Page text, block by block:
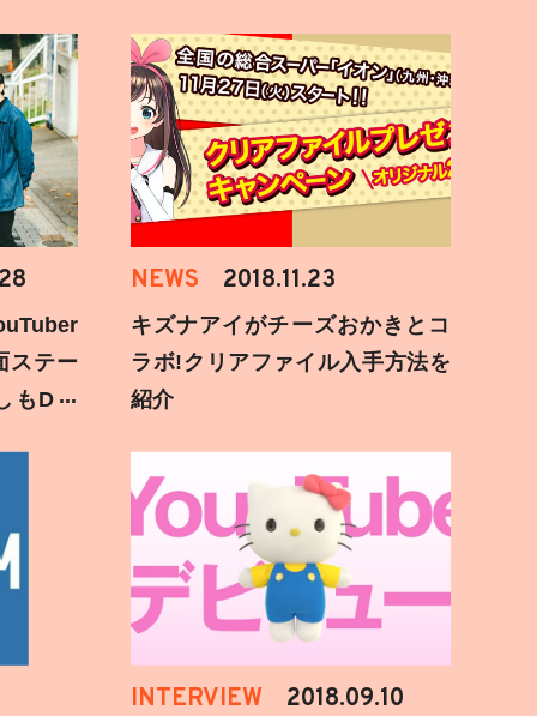
ステー
もD遅
NEWS 2018.11.23
キズナアイがチーズおかきとコ
ラボ!クリアファイル入手方法を
紹介
INTERVIEW 2018.09.10